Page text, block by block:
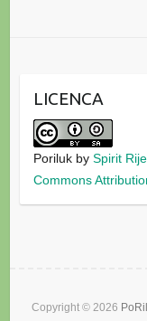
LICENCA
Porilukby Spirit
Commons
Copyright © 2026